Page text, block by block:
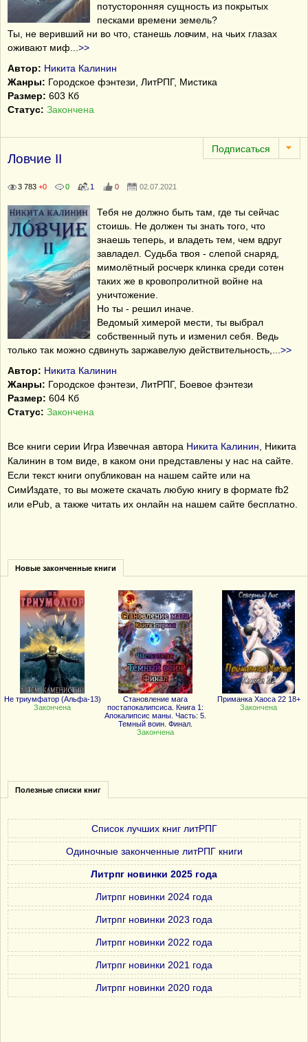
потусторонняя сущность из покрытых
песками времени земель?
Ты, не веривший ни во что, станешь ловчим, на чьих глазах
оживают миф
>>
Автор: Никита Калинин
Жанры: Городское фэнтези, ЛитРПГ, Мистика
Размер: 603 Кб
Статус: Закончена
Ловчие II
3 783 +0 0 1 0 02.07.2021
Тебя не должно быть там, где ты сейчас
стоишь. Не должен ты знать того, что
знаешь теперь, и владеть тем, чем вдруг
завладел. Судьба твоя - слепой снаряд,
мимолётный росчерк клинка среди сотен
таких же в кровопролитной войне на
уничтожение.
Но ты - решил иначе.
Ведомый химерой мести, ты выбрал
собственный путь и изменил себя. Ведь
только так можно сдвинуть заржавелую действительность,
>>
Автор: Никита Калинин
Жанры: Городское фэнтези, ЛитРПГ, Боевое фэнтези
Размер: 604 Кб
Статус: Закончена
Все книги серии Игра Извечная автора Никита Калинин , Никита
Калинин в том виде, в каком они представлены у нас на сайте.
Если текст книги опубликован на нашем сайте или на
СимИздате, то вы можете скачать любую книгу в формате fb2
или ePub, а также читать их онлайн на нашем сайте бесплатно.
Новые законченные книги
Не триумфатор (Альфа-13)
Закончена
Становление мага
постапокалипсиса. Книга 1:
Апокалипсис маны. Часть: 5.
Темный воин. Финал.
Закончена
Приманка Хаоса 22 18+
Закончена
Полезные списки книг
Список лучших книг литРПГ
Одиночные законченные литРПГ книги
Литрпг новинки 2025 года
Литрпг новинки 2024 года
Литрпг новинки 2023 года
Литрпг новинки 2022 года
Литрпг новинки 2021 года
Литрпг новинки 2020 года